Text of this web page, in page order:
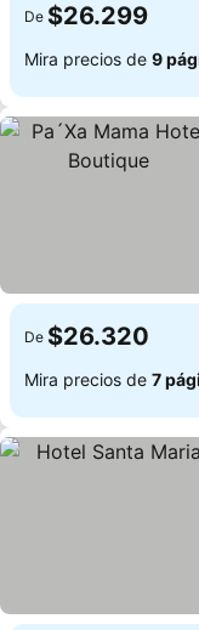
De $26.299
Mira precios de 9
De $26.320
Mira precios de 7